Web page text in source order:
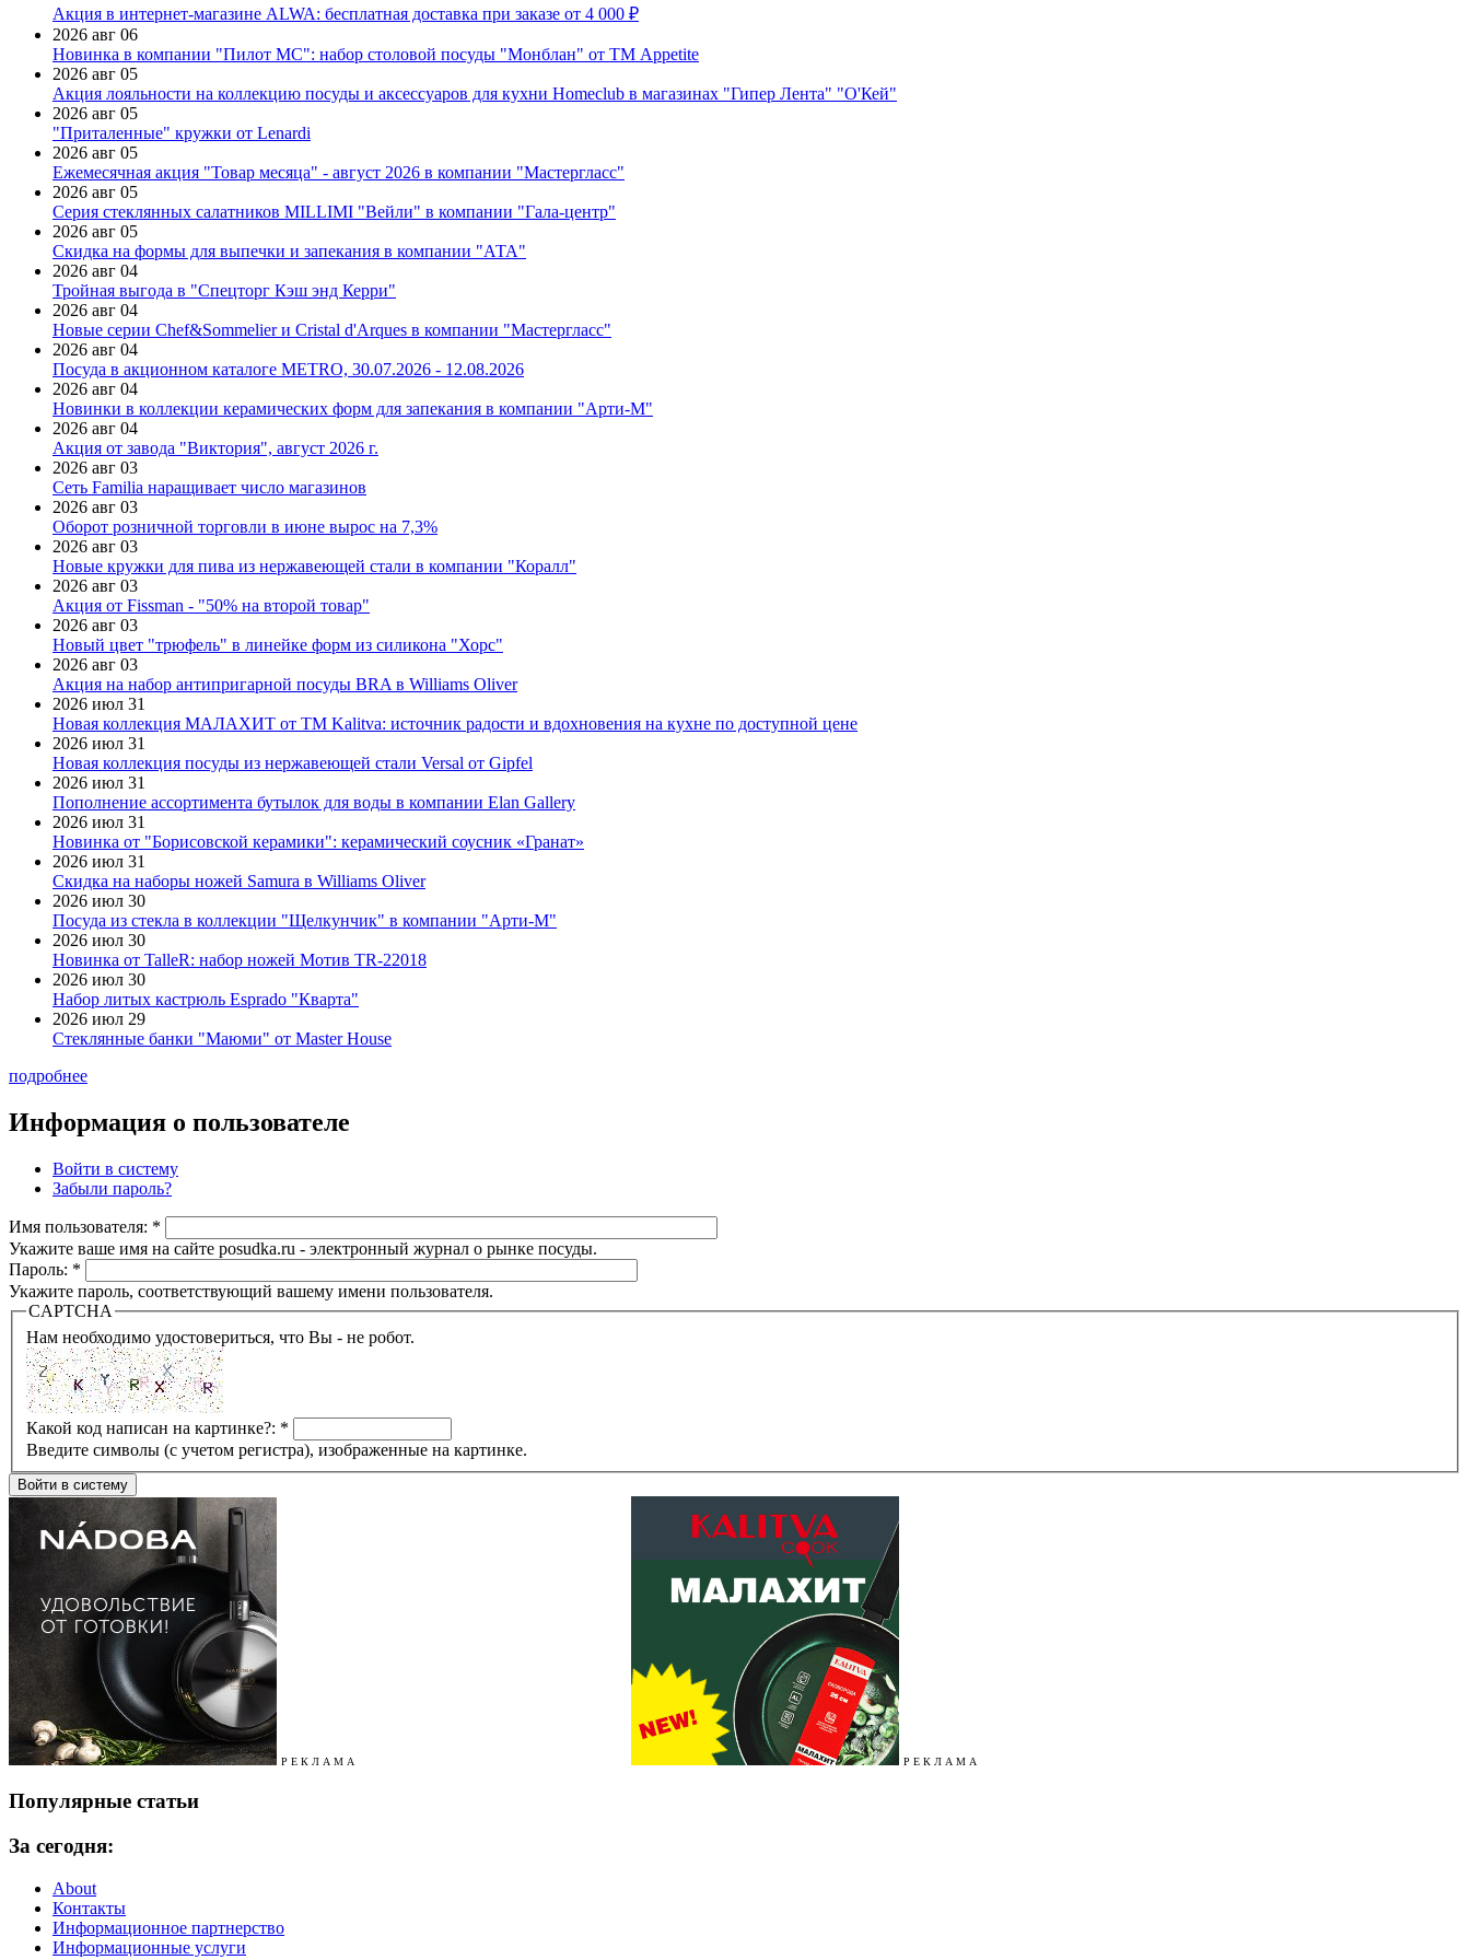
Акция в интернет-магазине ALWA: бесплатная доставка при заказе от 4 000 ₽
2026 авг 06
Новинка в компании "Пилот МС": набор столовой посуды "Монблан" от ТМ Appetite
2026 авг 05
Акция лояльности на коллекцию посуды и аксессуаров для кухни Homeclub в магазинах "Гипер Лента" "О'Кей"
2026 авг 05
"Приталенные" кружки от Lenardi
2026 авг 05
Ежемесячная акция "Товар месяца" - август 2026 в компании "Мастергласс"
2026 авг 05
Серия стеклянных салатников MILLIMI "Вейли" в компании "Гала-центр"
2026 авг 05
Скидка на формы для выпечки и запекания в компании "АТА"
2026 авг 04
Тройная выгода в "Спецторг Кэш энд Керри"
2026 авг 04
Новые серии Chef&Sommelier и Cristal d'Arques в компании "Мастергласс"
2026 авг 04
Посуда в акционном каталоге METRO, 30.07.2026 - 12.08.2026
2026 авг 04
Новинки в коллекции керамических форм для запекания в компании "Арти-М"
2026 авг 04
Акция от завода "Виктория", август 2026 г.
2026 авг 03
Сеть Familia наращивает число магазинов
2026 авг 03
Оборот розничной торговли в июне вырос на 7,3%
2026 авг 03
Новые кружки для пива из нержавеющей стали в компании "Коралл"
2026 авг 03
Акция от Fissman - "50% на второй товар"
2026 авг 03
Новый цвет "трюфель" в линейке форм из силикона "Хорс"
2026 авг 03
Акция на набор антипригарной посуды BRA в Williams Oliver
2026 июл 31
Новая коллекция МАЛАХИТ от ТМ Kalitva: источник радости и вдохновения на кухне по доступной цене
2026 июл 31
Новая коллекция посуды из нержавеющей стали Versal от Gipfel
2026 июл 31
Пополнение ассортимента бутылок для воды в компании Elan Gallery
2026 июл 31
Новинка от "Борисовской керамики": керамический соусник «Гранат»
2026 июл 31
Скидка на наборы ножей Samura в Williams Oliver
2026 июл 30
Посуда из стекла в коллекции "Щелкунчик" в компании "Арти-М"
2026 июл 30
Новинка от TalleR: набор ножей Мотив TR-22018
2026 июл 30
Набор литых кастрюль Esprado "Кварта"
2026 июл 29
Стеклянные банки "Маюми" от Master House
подробнее
Информация о пользователе
Войти в систему
Забыли пароль?
Имя пользователя: *
Укажите ваше имя на сайте posudka.ru - электронный журнал о рынке посуды.
Пароль: *
Укажите пароль, соответствующий вашему имени пользователя.
CAPTCHA
Нам необходимо удостовериться, что Вы - не робот.
Какой код написан на картинке?: *
Введите символы (с учетом регистра), изображенные на картинке.
Р Е К Л А М А Р Е К Л А М А
Популярные статьи
За сегодня:
About
Контакты
Информационное партнерство
Информационные услуги